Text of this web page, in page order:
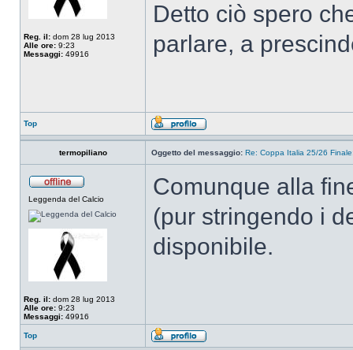
Reg. il: dom 28 lug 2013
Alle ore: 9:23
Messaggi: 49916
Detto ciò spero
parlare, a
Top
termopiliano Oggetto del messaggio: Re: Coppa Italia 25/26
Leggenda del Calcio
Reg. il: dom 28 lug 2013
Alle ore: 9:23
Messaggi: 49916
Comunque alla
(pur stringendo i
disponibile.
Top